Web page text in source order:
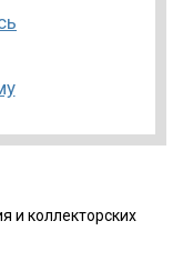
и коллекторских